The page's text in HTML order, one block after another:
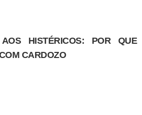
HISTÉRICOS: POR
CARDOZO